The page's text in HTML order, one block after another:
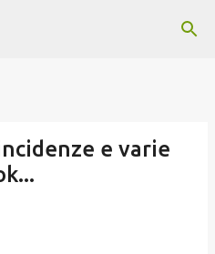
principali
e varie